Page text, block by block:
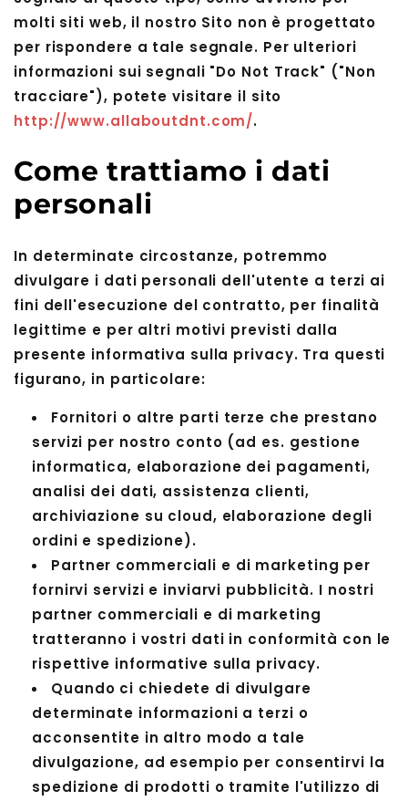
molti siti web, il nostro Sito non è progettato
per rispondere a tale segnale. Per ulteriori
informazioni sui segnali "Do Not Track" ("Non
tracciare"), potete visitare il sito
http://www.allaboutdnt.com/.
Come trattiamo i dati
personali
In determinate circostanze, potremmo
divulgare i dati personali dell'utente a terzi ai
fini dell'esecuzione del contratto, per finalità
legittime e per altri motivi previsti dalla
presente informativa sulla privacy. Tra questi
figurano, in particolare:
Fornitori o altre parti terze che prestano
servizi per nostro conto (ad es. gestione
informatica, elaborazione dei pagamenti,
analisi dei dati, assistenza clienti,
archiviazione su cloud, elaborazione degli
ordini e spedizione).
Partner commerciali e di marketing per
fornirvi servizi e inviarvi pubblicità. I nostri
partner commerciali e di marketing
tratteranno i vostri dati in conformità con le
rispettive informative sulla privacy.
Quando ci chiedete di divulgare
determinate informazioni a terzi o
acconsentite in altro modo a tale
divulgazione, ad esempio per consentirvi la
spedizione di prodotti o tramite l'utilizzo di